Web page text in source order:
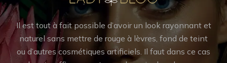
Il est tout à fait possible d’avoir un look rayonnant et
naturel sans mettre de rouge à lèvres, fond de teint
ou d’autres cosmétiques artificiels. Il faut dans ce cas